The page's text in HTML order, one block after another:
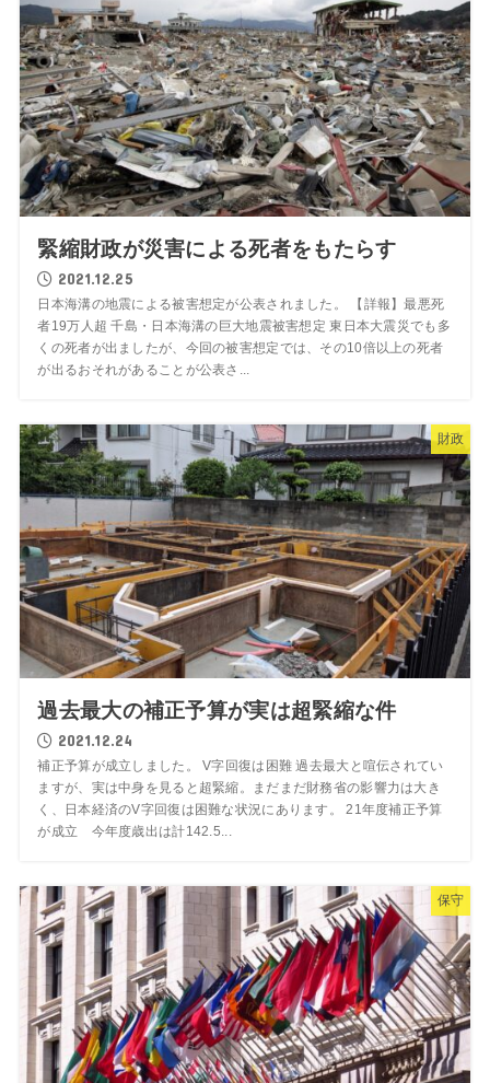
緊縮財政が災害による死者をもたらす
2021.12.25
日本海溝の地震による被害想定が公表されました。 【詳報】最悪死
者19万人超 千島・日本海溝の巨大地震被害想定 東日本大震災でも多
くの死者が出ましたが、今回の被害想定では、その10倍以上の死者
が出るおそれがあることが公表さ...
財政
過去最大の補正予算が実は超緊縮な件
2021.12.24
補正予算が成立しました。 V字回復は困難 過去最大と喧伝されてい
ますが、実は中身を見ると超緊縮。まだまだ財務省の影響力は大き
く、日本経済のV字回復は困難な状況にあります。 21年度補正予算
が成立 今年度歳出は計142.5...
保守